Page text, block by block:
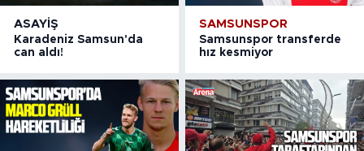
ASAYIŞ
Karadeniz Samsun'da
can aldı!
SAMSUNSPOR
Samsunspor transferde
hız kesmiyor